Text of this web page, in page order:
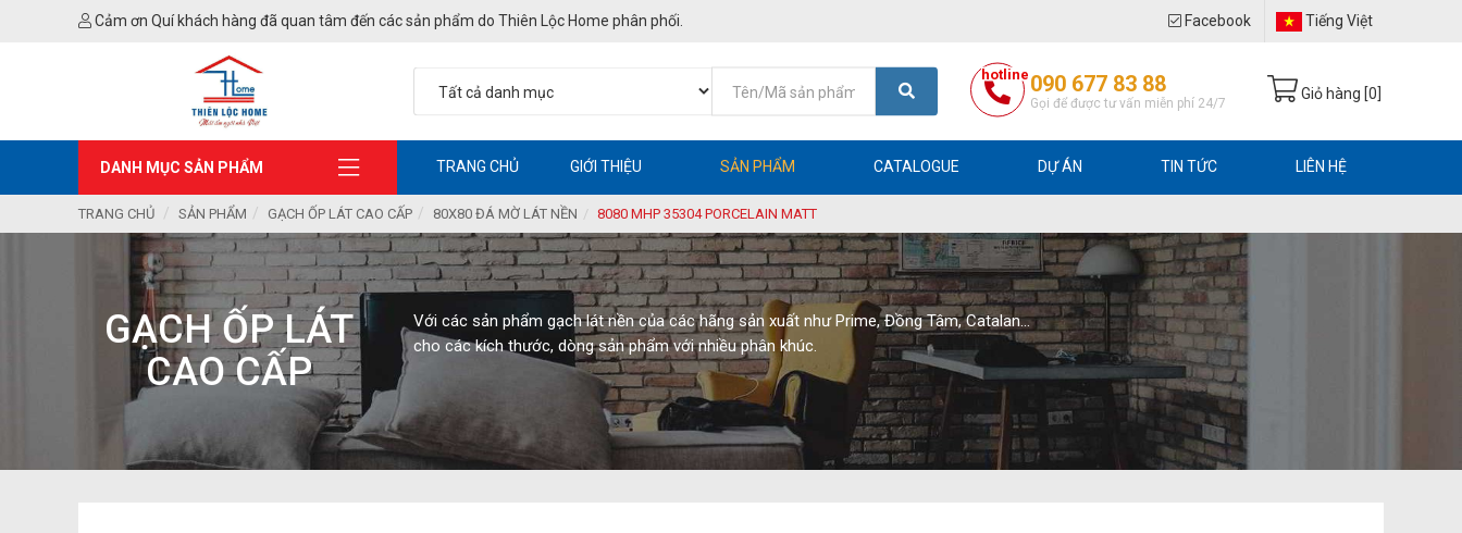
Cảm ơn Quí khách hàng đã quan tâm đến các sản phẩm do Thiên Lộc Home phân phối. Facebook Tiếng Việt
hotline 090 677 83 88
Gọi để được tư vấn miễn phí 24/7
Giỏ hàng [0
DANH MỤC SẢN PHẨM TRANG CHỦ GIỚI THIỆU SẢN PHẨM CATALOGUE DỰ ÁN TIN TỨC LIÊN HỆ
TRANG CHỦ SẢN PHẨM GẠCH ỐP LÁT CAO CẤP 80X80 ĐÁ MỜ LÁT NỀN 8080 MHP 35304 PORCELAIN MATT
GẠCH ỐP LÁT
CAO CẤP
Với các sản phẩm gạch lát nền của các hãng sản xuất như Prime, Đồng Tâm, Catalan…
cho các kích thước, dòng sản phẩm với nhiều phân khúc.